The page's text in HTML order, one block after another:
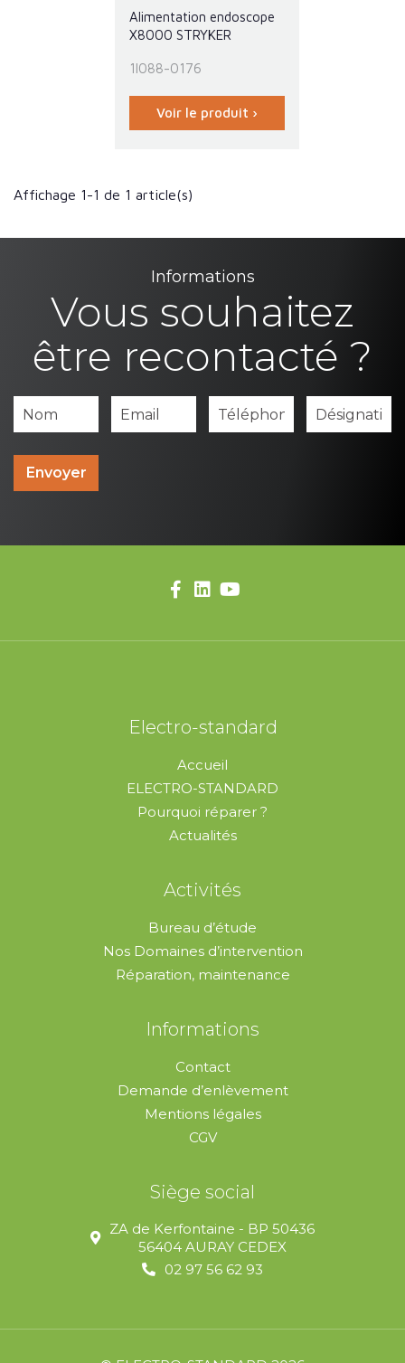
Alimentation endoscope
X8000 STRYKER
1I088-0176
Voir le produit ›
Affichage 1-1 de 1 article(s)
Informations
Vous souhaitez
être recontacté ?
Envoyer
Electro-standard
Accueil
ELECTRO-STANDARD
Pourquoi réparer ?
Actualités
Activités
Bureau d’étude
Nos Domaines d’intervention
Réparation, maintenance
Informations
Contact
Demande d’enlèvement
Mentions légales
CGV
Siège social
ZA de Kerfontaine - BP 50436
56404 AURAY CEDEX
02 97 56 62 93